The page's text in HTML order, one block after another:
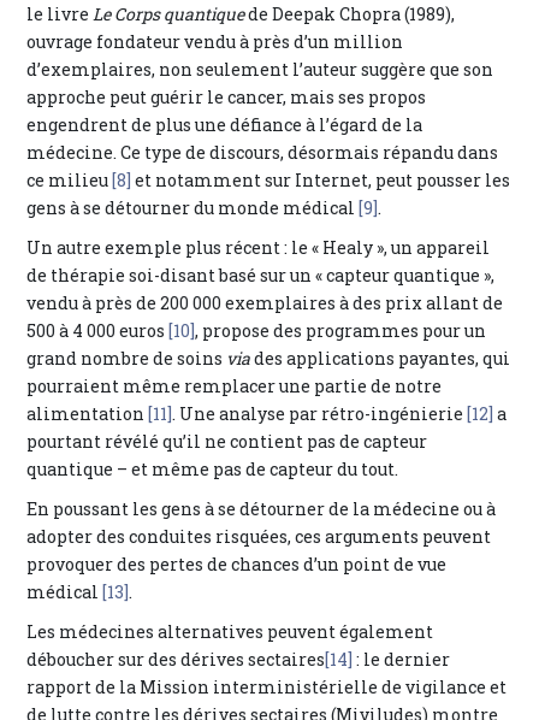
le livre Le Corps quantiquede Deepak Chopra (1989),
ouvrage fondateur vendu à près d’un million
d’exemplaires, non seulement l’auteur suggère que son
approche peut guérir le cancer, mais ses propos
engendrent de plus une défiance à l’égard de la
médecine. Ce type de discours, désormais répandu dans
ce milieu[8] et notamment sur Internet, peut pousser les
gens à se détourner du monde médical[9].
Un autre exemple plus récent : le « Healy », un appareil
de thérapie soi-disant basé sur un « capteur quantique »,
vendu à près de 200 000 exemplaires à des prix allant de
500 à 4 000 euros[10], propose des programmes pour un
grand nombre de soins viades applications payantes, qui
pourraient même remplacer une partie de notre
alimentation[11]. Une analyse par rétro-ingénierie[12] a
pourtant révélé qu’il ne contient pas de capteur
quantique – et même pas de capteur du tout.
En poussant les gens à se détourner de la médecine ou à
adopter des conduites risquées, ces arguments peuvent
provoquer des pertes de chances d’un point de vue
médical[13].
Les médecines alternatives peuvent également
déboucher sur des dérives sectaires[14] : le dernier
rapport de la Mission interministérielle de vigilance et
de lutte contre les dérives sectaires (Miviludes) montre